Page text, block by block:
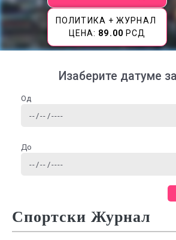
ПОЛИТИКА + ЖУРНАЛ
ЦЕНА: 89.00 РСД
Изаберите датуме
Од
До
Спортски Журнал